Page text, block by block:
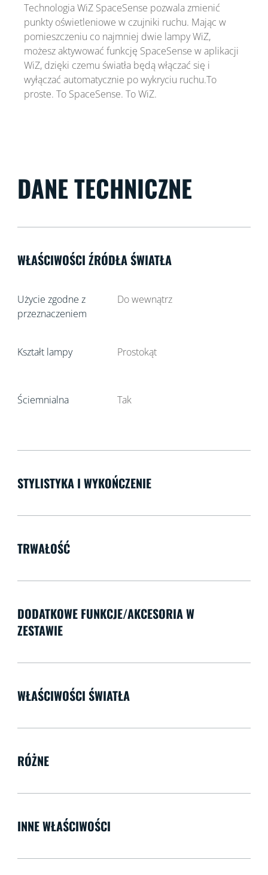
Technologia WiZ SpaceSense pozwala zmienić
punkty oświetleniowe w czujniki ruchu. Mając w
pomieszczeniu co najmniej dwie lampy WiZ,
możesz aktywować funkcję SpaceSense w aplikacji
WiZ, dzięki czemu światła będą włączać się i
wyłączać automatycznie po wykryciu ruchu.To
proste. To SpaceSense. To WiZ.
DANE TECHNICZNE
WŁAŚCIWOŚCI ŹRÓDŁA ŚWIATŁA
Użycie zgodne z
przeznaczeniem
Do wewnątrz
Kształt lampy Prostokąt
Ściemnialna Tak
STYLISTYKA I WYKOŃCZENIE
TRWAŁOŚĆ
DODATKOWE FUNKCJE/AKCESORIA W
ZESTAWIE
WŁAŚCIWOŚCI ŚWIATŁA
RÓŻNE
INNE WŁAŚCIWOŚCI